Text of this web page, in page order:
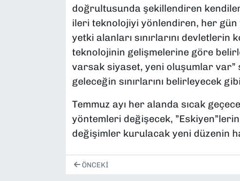
doğrultusunda şekillendiren
ileri teknolojiyi yönlendiren, her gün
yetki alanları sınırlarını
teknolojinin gelişmelerine göre
varsak siyaset, yeni oluşumlar var”
geleceğin sınırlarını belirleyecek
Temmuz ayı her alanda sıcak
yöntemleri değişecek,
değişimler kurulacak yeni düzenin
ÖNCEKI